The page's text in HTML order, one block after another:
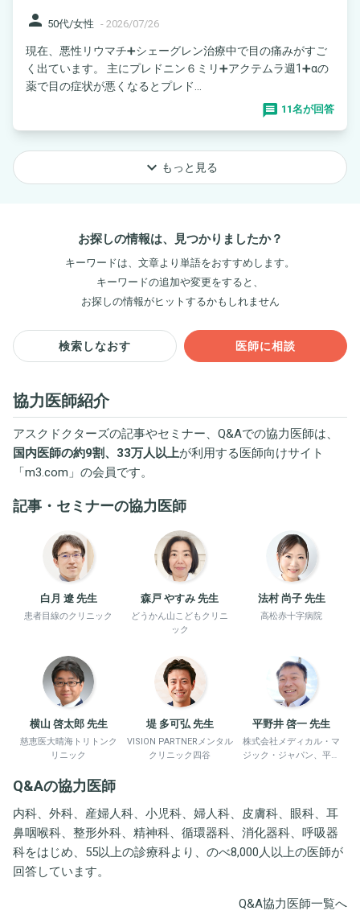
person 50代/女性 - 2026/07/26
現在、悪性リウマチ➕シェーグレン治療中で目の痛みがすご
く出ています。 主にプレドニン６ミリ➕アクテムラ週1➕αの
薬で目の症状が悪くなるとプレド...
11名が回答
keyboard_arrow_down もっと見る
お探しの情報は、見つかりましたか？
キーワードは、文章より単語をおすすめします。
キーワードの追加や変更をすると、
お探しの情報がヒットするかもしれません
検索しなおす 医師に相談
協力医師紹介
アスクドクターズの記事やセミナー、Q&Aでの協力医師は、
国内医師の約9割、33万人以上が利用する医師向けサイト
「m3.com 」の会員です。
記事・セミナーの協力医師
白月 遼 先生
患者目線のクリニック
森戸 やすみ 先生
どうかん山こどもクリニ
ック
法村 尚子 先生
高松赤十字病院
横山 啓太郎 先生
慈恵医大晴海トリトンク
リニック
堤 多可弘 先生
VISION PARTNERメンタル
クリニック四谷
平野井 啓一 先生
株式会社メディカル・マ
ジック・ジャパン、平野
Q&Aの協力医師
内科、外科、産婦人科、小児科、婦人科、皮膚科、眼科、耳
鼻咽喉科、整形外科、精神科、循環器科、消化器科、呼吸器
科をはじめ、55以上の診療科より、のべ8,000人以上の医師が
回答しています。
Q&A協力医師一覧へ